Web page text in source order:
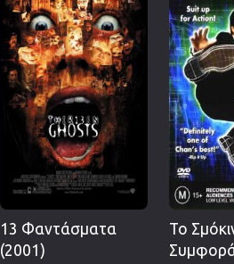
13 Φαντάσματα
(2001)
Το